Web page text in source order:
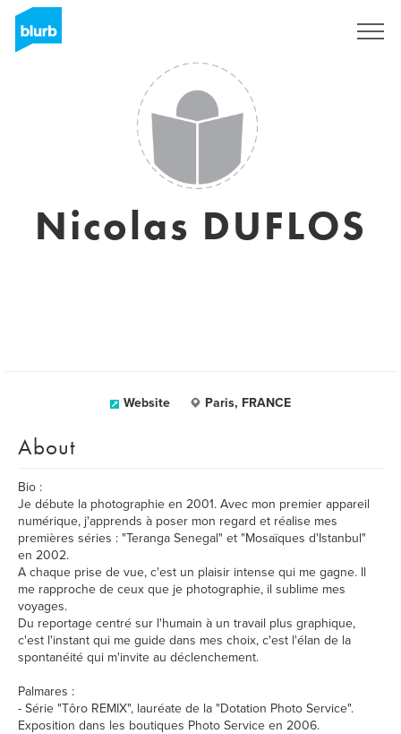
Nicolas DUFLOS
Website Paris, FRANCE
About
Bio :
Je débute la photographie en 2001. Avec mon premier appareil
numérique, j'apprends à poser mon regard et réalise mes
premières séries : "Teranga Senegal" et "Mosaïques d'Istanbul"
en 2002.
A chaque prise de vue, c'est un plaisir intense qui me gagne. Il
me rapproche de ceux que je photographie, il sublime mes
voyages.
Du reportage centré sur l'humain à un travail plus graphique,
c'est l'instant qui me guide dans mes choix, c'est l'élan de la
spontanéité qui m'invite au déclenchement.
Palmares :
- Série "Tôro REMIX", lauréate de la "Dotation Photo Service".
Exposition dans les boutiques Photo Service en 2006.